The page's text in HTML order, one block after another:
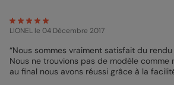
LIONEL le 04 Décembre 2017
“Nous sommes vraiment satisfait du
Nous ne trouvions pas de modèle comme
au final nous avons réussi grâce à la